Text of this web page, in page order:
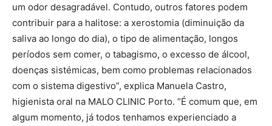
um odor desagradável. Contudo, outros fatores podem
contribuir para a halitose: a xerostomia (diminuição da
saliva ao longo do dia), o tipo de alimentação, longos
períodos sem comer, o tabagismo, o excesso de álcool,
doenças sistémicas, bem como problemas relacionados
com o sistema digestivo”, explica Manuela Castro,
higienista oral na MALO CLINIC Porto. “É comum que, em
algum momento, já todos tenhamos experienciado a